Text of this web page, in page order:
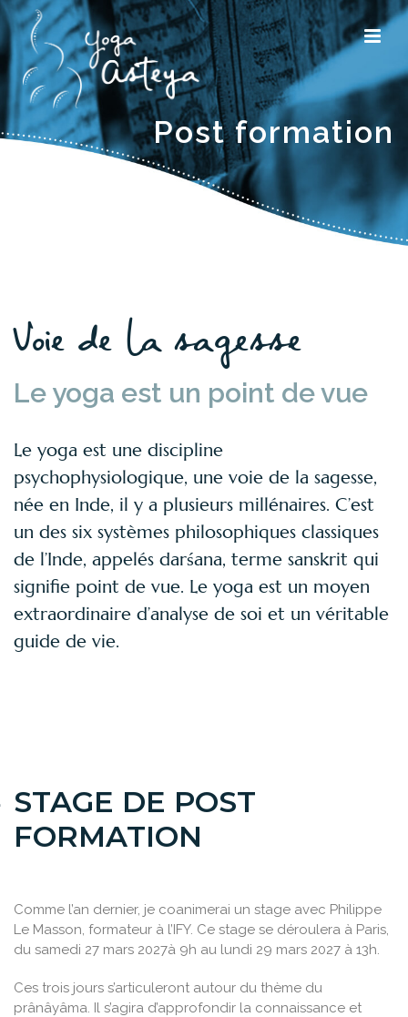
Post formation
Voie de la sagesse
Le yoga est un point de vue
Le yoga est une discipline
psychophysiologique, une voie de la sagesse,
née en Inde, il y a plusieurs millénaires. C’est
un des six systèmes philosophiques classiques
de l’Inde, appelés darśana, terme sanskrit qui
signifie point de vue. Le yoga est un moyen
extraordinaire d’analyse de soi et un véritable
guide de vie.
STAGE DE POST
FORMATION
Comme l’an dernier, je coanimerai un stage avec Philippe
Le Masson, formateur à l’IFY. Ce stage se déroulera à Paris,
du samedi 27 mars 2027à 9h au lundi 29 mars 2027 à 13h.
Ces trois jours s’articuleront autour du thème du
prânâyâma. Il s’agira d’approfondir la connaissance et